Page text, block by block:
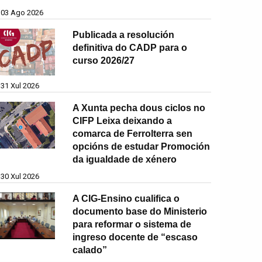
03 Ago 2026
Publicada a resolución
definitiva do CADP para o
curso 2026/27
31 Xul 2026
A Xunta pecha dous ciclos no
CIFP Leixa deixando a
comarca de Ferrolterra sen
opcións de estudar Promoción
da igualdade de xénero
30 Xul 2026
A CIG-Ensino cualifica o
documento base do Ministerio
para reformar o sistema de
ingreso docente de “escaso
calado”